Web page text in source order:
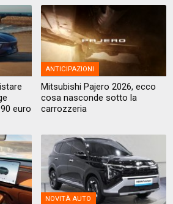
euro
ANTICIPAZIONI
Mitsubishi Pajero 2026, ecco
cosa nasconde sotto la
carrozzeria
NOVITÀ AUTO